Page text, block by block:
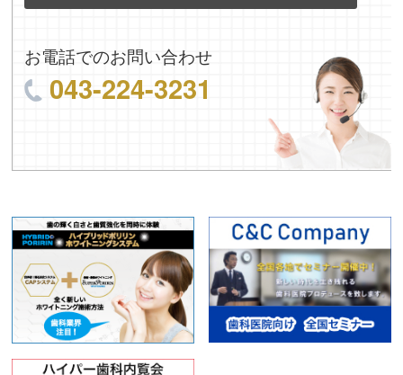
お電話でのお問い合わせ
043-224-3231